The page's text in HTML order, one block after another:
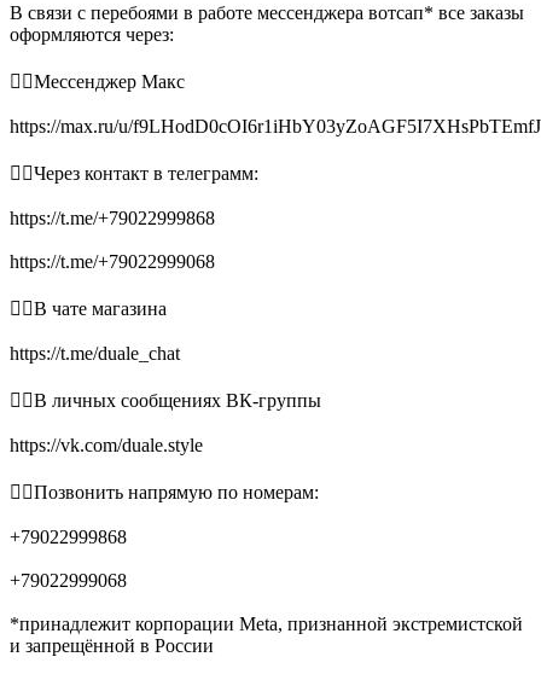
В связи с перебоями в работе мессенджера вотсап* все заказы
оформляются через:
👉🏻Мессенджер Макс
https://max.ru/u/
👉🏻Через контакт в телеграмм:
https://t.me/+79022999868
https://t.me/+79022999068
👉🏻В чате магазина
https://t.me/duale_chat
👉🏻В личных сообщениях ВК-группы
https://vk.com/duale.style
👉🏻Позвонить напрямую по номерам:
+79022999868
+79022999068
*принадлежит корпорации Meta, признанной экстремистской
и запрещённой в России